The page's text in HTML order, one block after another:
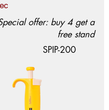
offer: buy 4 get a
free stand
SPIP-200